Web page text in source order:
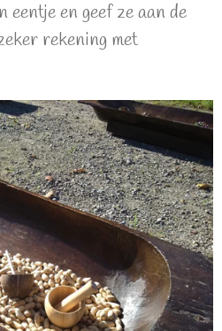
eentje en geef ze aan de
rekening met